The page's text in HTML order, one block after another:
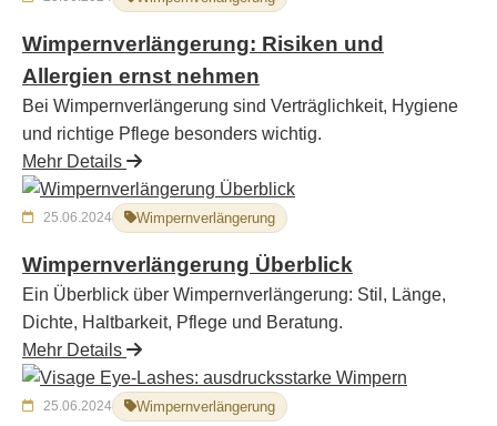
Wimpernverlängerung: Risiken und
Allergien ernst nehmen
Bei Wimpernverlängerung sind Verträglichkeit, Hygiene
und richtige Pflege besonders wichtig.
Mehr Details
25.06.2024 Wimpernverlängerung
Wimpernverlängerung Überblick
Ein Überblick über Wimpernverlängerung: Stil, Länge,
Dichte, Haltbarkeit, Pflege und Beratung.
Mehr Details
25.06.2024 Wimpernverlängerung